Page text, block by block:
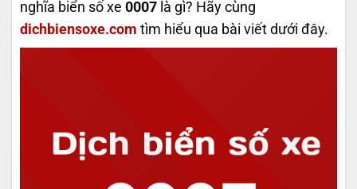
nghĩa biển số xe 0007 là gì? Hãy cùng
dichbiensoxe.com tìm hiểu qua bài viết dưới đây.